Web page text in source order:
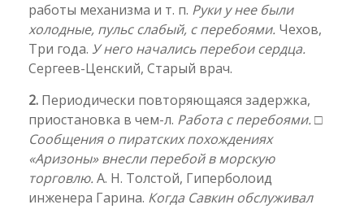
работы механизма и т. п. Руки у нее были
холодные, пульс слабый, с перебоями. Чехов,
Три года. У него начались перебои сердца.
Сергеев-Ценский, Старый врач.
2. Периодически повторяющаяся задержка,
приостановка в чем-л. Работа с перебоями. □
Сообщения о пиратских похождениях
«Аризоны» внесли перебой в морскую
торговлю. А. Н. Толстой, Гиперболоид
инженера Гарина. Когда Савкин обслуживал